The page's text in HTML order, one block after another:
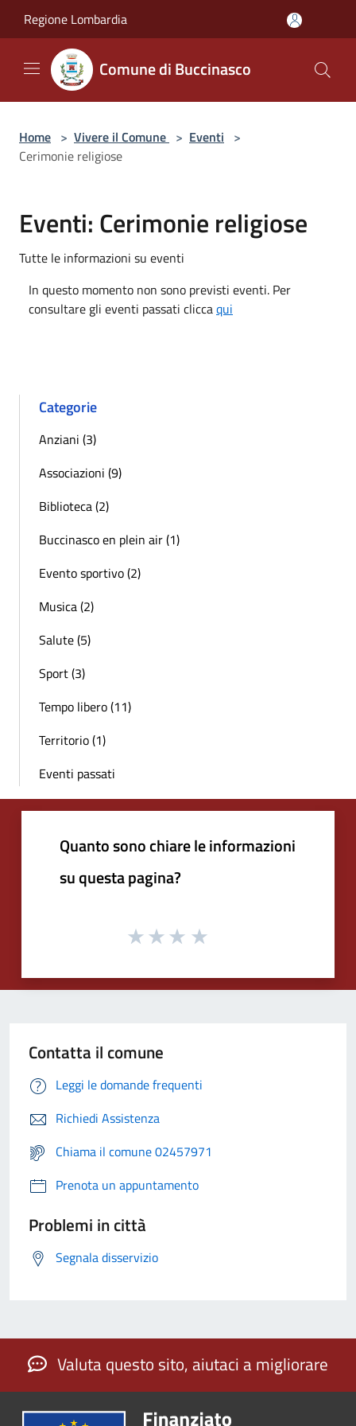
Regione Lombardia
Comune di Buccinasco
Home > Vivere il Comune > Eventi >
Cerimonie religiose
Eventi: Cerimonie religiose
Tutte le informazioni su eventi
In questo momento non sono previsti eventi. Per
consultare gli eventi passati cliccaqui
Categorie
Anziani (3)
Associazioni (9)
Biblioteca (2)
Buccinasco en plein air (1)
Evento sportivo (2)
Musica (2)
Salute (5)
Sport (3)
Tempo libero (11)
Territorio (1)
Eventi passati
Quanto sono chiare le informazioni
su questa pagina?
Contatta il comune
Leggi le domande frequenti
Richiedi Assistenza
Chiama il comune 02457971
Prenota un appuntamento
Problemi in città
Segnala disservizio
Valuta questo sito, aiutaci a migliorare